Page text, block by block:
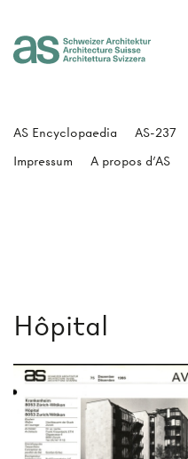
Hôpital
AS Encyclopaedia AS-237
Impressum
A propos d'AS